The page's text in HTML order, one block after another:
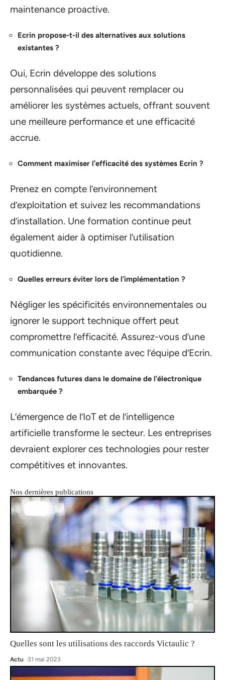
maintenance proactive.
Ecrin propose-t-il des alternatives aux solutions
existantes ?
Oui, Ecrin développe des solutions
personnalisées qui peuvent remplacer ou
améliorer les systèmes actuels, offrant souvent
une meilleure performance et une efficacité
accrue.
Comment maximiser l’efficacité des systèmes Ecrin ?
Prenez en compte l’environnement
d’exploitation et suivez les recommandations
d’installation. Une formation continue peut
également aider à optimiser l’utilisation
quotidienne.
Quelles erreurs éviter lors de l’implémentation ?
Négliger les spécificités environnementales ou
ignorer le support technique offert peut
compromettre l’efficacité. Assurez-vous d’une
communication constante avec l’équipe d’Ecrin.
Tendances futures dans le domaine de l’électronique
embarquée ?
L’émergence de l’IoT et de l’intelligence
artificielle transforme le secteur. Les entreprises
devraient explorer ces technologies pour rester
compétitives et innovantes.
Nos dernières publications
Quelles sont les utilisations des raccords Victaulic ?
Actu 31 mai 2023